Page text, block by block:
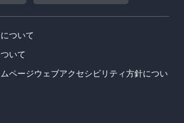
ついて
いて
ページウェブアクセシビリティ方針につい